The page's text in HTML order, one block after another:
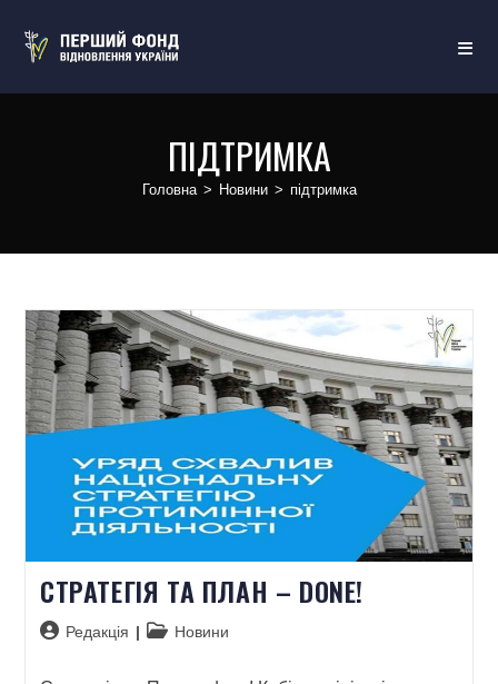
ПІДТРИМКА
Головна > Новини > підтримка
CТРАТЕГІЯ ТА ПЛАН – DONE!
Редакція Новини